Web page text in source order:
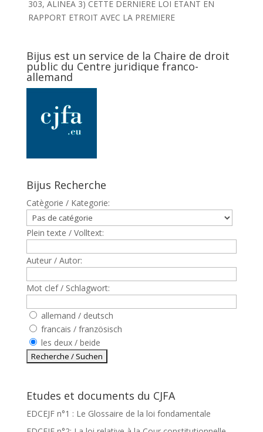
303, ALINEA 3) CETTE DERNIERE LOI ETANT EN
RAPPORT ETROIT AVEC LA PREMIERE
Bijus est un service de la Chaire de droit
public du Centre juridique franco-
allemand
Bijus Recherche
Catègorie / Kategorie:
Plein texte / Volltext:
Auteur / Autor:
Mot clef / Schlagwort:
allemand / deutsch
francais / französisch
les deux / beide
Etudes et documents du CJFA
EDCEJF n°1 : Le Glossaire de la loi fondamentale